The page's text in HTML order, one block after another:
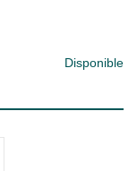
Disponible